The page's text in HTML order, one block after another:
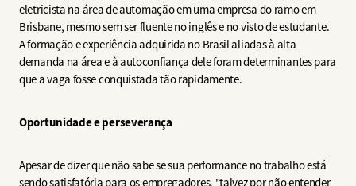
eletricista na área de automação em uma empresa do ramo em
Brisbane, mesmo sem ser fluente no inglês e no visto de estudante.
A formação e experiência adquirida no Brasil aliadas à alta
demanda na área e à autoconfiança dele foram determinantes para
que a vaga fosse conquistada tão rapidamente.
Oportunidade e perseverança
Apesar de dizer que não sabe se sua performance no trabalho está
sendo satisfatória para os empregadores, "talvez por não entender